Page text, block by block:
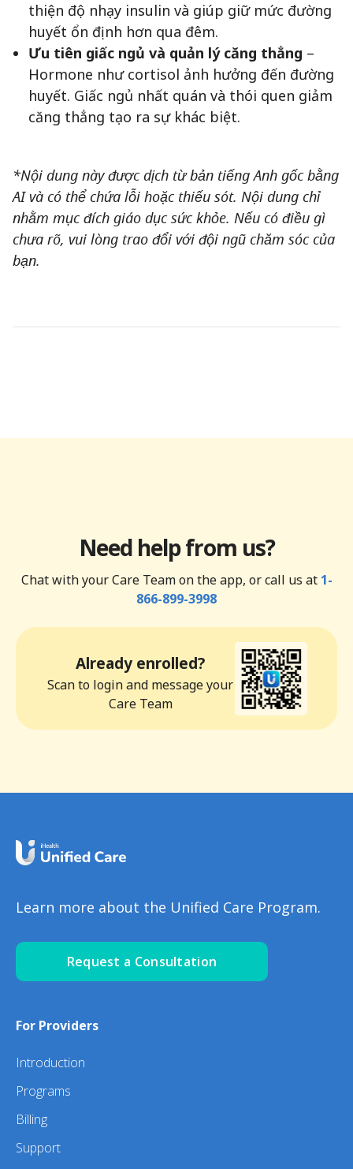
thiện độ nhạy insulin và giúp giữ mức đường
huyết ổn định hơn qua đêm.
Ưu tiên giấc ngủ và quản lý căng thẳng –
Hormone như cortisol ảnh hưởng đến đường
huyết. Giấc ngủ nhất quán và thói quen giảm
căng thẳng tạo ra sự khác biệt.
*Nội dung này được dịch từ bản tiếng Anh gốc bằng
AI và có thể chứa lỗi hoặc thiếu sót. Nội dung chỉ
nhằm mục đích giáo dục sức khỏe. Nếu có điều gì
chưa rõ, vui lòng trao đổi với đội ngũ chăm sóc của
bạn.
Need help from us?
Chat with your Care Team on the app, or call us at 1-
866-899-3998
Already enrolled?
Scan to login and message your
Care Team
Learn more about the Unified Care Program.
Request a Consultation
For Providers
Introduction
Programs
Billing
Support